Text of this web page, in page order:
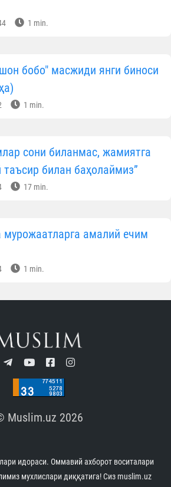
1 min.
бобо" масжиди янги биноси
1 min.
сони биланмас, жамиятга
билан баҳолаймиз”
17 min.
амалий ечим
1 min.
Muslim.uz 2026
идораси. Оммавий ахборот воситалари
мухлислари диққатига! Сиз muslim.uz